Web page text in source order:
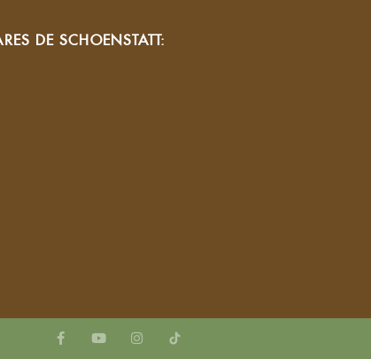
DE SCHOENSTATT: